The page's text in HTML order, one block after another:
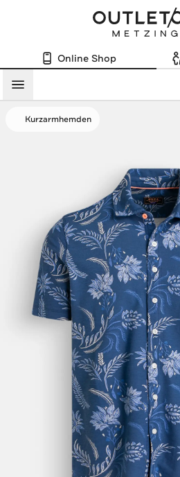
Online Shop
Menü
Kurzarmhemden